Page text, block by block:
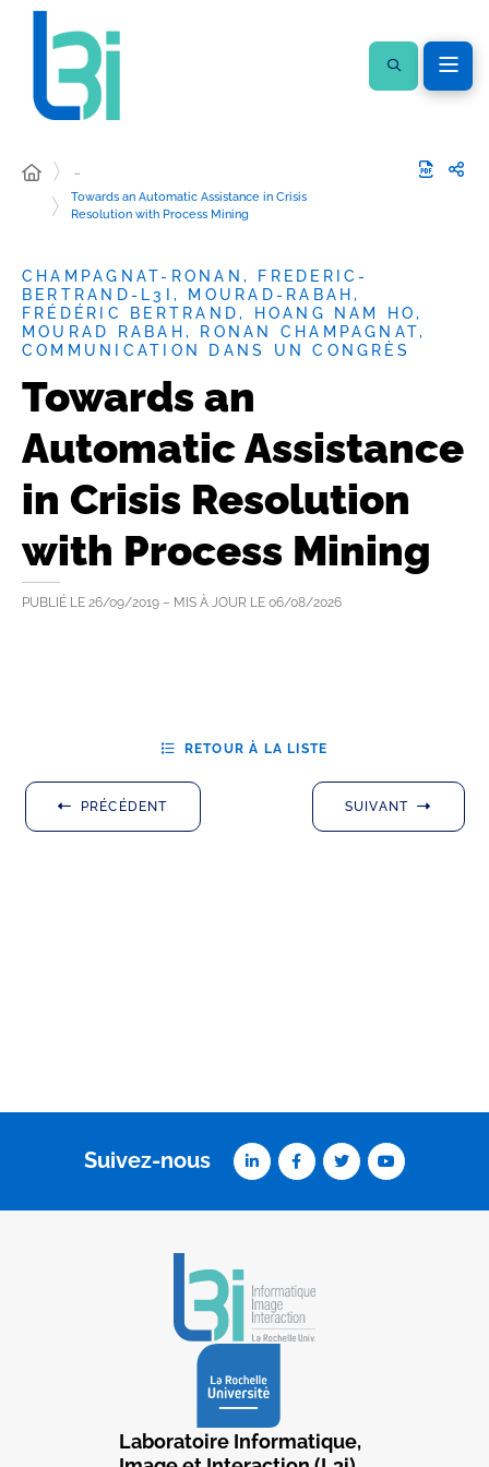
…
Towards an Automatic Assistance in Crisis
Resolution with Process Mining
CHAMPAGNAT-RONAN, FREDERIC-
BERTRAND-L3I, MOURAD-RABAH,
FRÉDÉRIC BERTRAND, HOANG NAM HO,
MOURAD RABAH, RONAN CHAMPAGNAT,
COMMUNICATION DANS UN CONGRÈS
Towards an
Automatic Assistance
in Crisis Resolution
with Process Mining
PUBLIÉ LE 26/09/2019 – MIS À JOUR LE 06/08/2026
PRÉCÉDENT
RETOUR À LA LISTE
SUIVANT
Suivez-nous
Laboratoire Informatique,